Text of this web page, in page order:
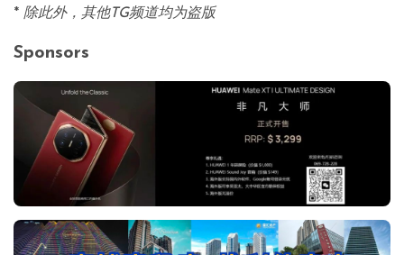
* 除此外，其他TG频道均为盗版
Sponsors